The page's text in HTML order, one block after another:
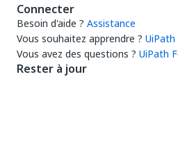
Connecter
Besoin d'aide ? Assistance
Vous souhaitez apprendre ?
Vous avez des questions ? UiPath
Rester à jour